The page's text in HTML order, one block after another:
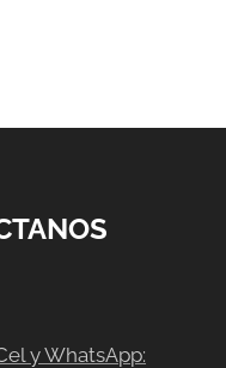
y WhatsApp: